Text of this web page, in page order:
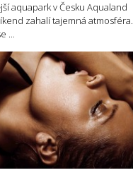
aquapark v Česku Aqualand
zahalí tajemná atmosféra.
...